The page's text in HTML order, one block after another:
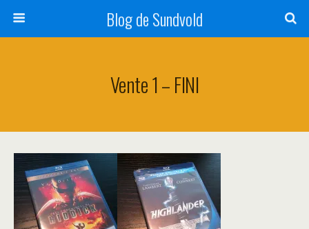
Blog de Sundvold
Vente 1 – FINI